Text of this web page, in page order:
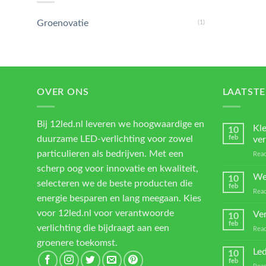
Groenovatie (1)
OVER ONS
Bij 12led.nl leveren we hoogwaardige en
duurzame LED-verlichting voor zowel
particulieren als bedrijven. Met een
scherp oog voor innovatie en kwaliteit,
selecteren we de beste producten die
energie besparen en lang meegaan. Kies
voor 12led.nl voor verantwoorde
verlichting die bijdraagt aan een
groenere toekomst.
10
feb
10
feb
10
feb
10
feb